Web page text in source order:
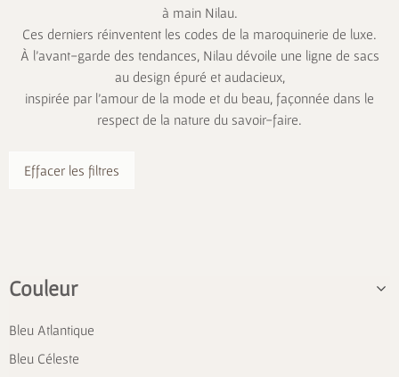
à main Nilau.
Ces derniers réinventent les codes de la maroquinerie de luxe.
À l’avant-garde des tendances, Nilau dévoile une ligne de sacs
au design épuré et audacieux,
inspirée par l’amour de la mode et du beau, façonnée dans le
respect de la nature du savoir-faire.
Effacer les filtres
Couleur
Bleu Atlantique
Bleu Céleste